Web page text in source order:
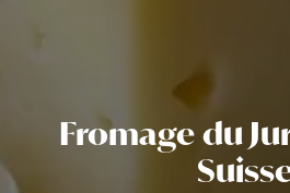
Fromage du